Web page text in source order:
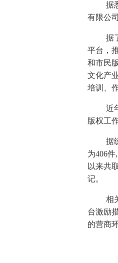
据
有限公
据
平台，
和市民
文化产
培训、
近
版权工
据
为406
以来共
记。
相
台激励
的营商